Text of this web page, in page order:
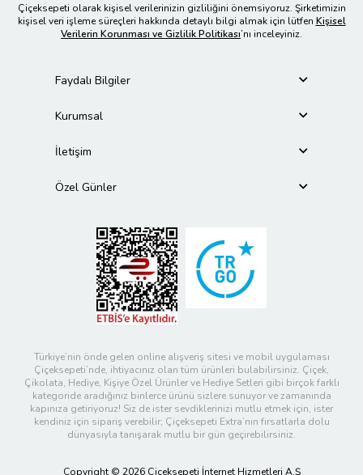
Çiçeksepeti olarak kişisel verilerinizin gizliliğini önemsiyoruz. Şirketimizin
kişisel veri işleme süreçleri hakkında detaylı bilgi almak için lütfen Kişisel
Verilerin Korunması ve Gizlilik Politikası’nı inceleyiniz.
Faydalı Bilgiler
Kurumsal
İletişim
Özel Günler
Türkiye’nin önde gelen online alışveriş sitesi ve mobil uygulaması
Çiçeksepeti’nde, ihtiyacınız olan tüm ürünleri bulabilirsiniz. Çiçek,
Çikolata, Hediye, Kişiye Özel Ürünler ve Hediye Setleri gibi birçok farklı
kategoride aradığınız binlerce ürünü sizlere sunuyor ve zamanında
kapınıza getiriyoruz! Siz de ister sevdiklerinizi mutlu etmek için, ister
kendiniz için sipariş verebilir; Çiçeksepeti Extra’nın fırsatlarla dolu
dünyasıyla tanışarak mutlu bir gün geçirebilirsiniz.
Copyright © 2026 Çiçeksepeti İnternet Hizmetleri A.Ş